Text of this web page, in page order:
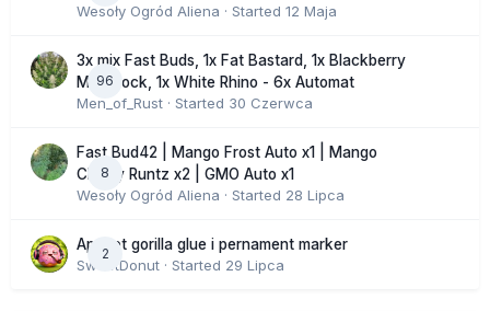
Wesoły Ogród Aliena · Started 12 Maja
96
3x mix Fast Buds, 1x Fat Bastard, 1x Blackberry
Moonrock, 1x White Rhino - 6x Automat
Men_of_Rust · Started 30 Czerwca
8
Fast Bud42 | Mango Frost Auto x1 | Mango
Cherry Runtz x2 | GMO Auto x1
Wesoły Ogród Aliena · Started 28 Lipca
2
Apricot gorilla glue i pernament marker
SweetDonut · Started 29 Lipca